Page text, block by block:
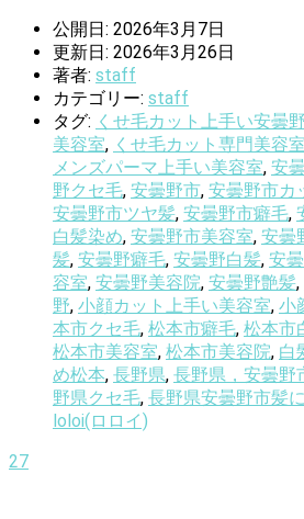
公開日: 2026年3月7日
更新日: 2026年3月26日
著者: staff
カテゴリー: staff
タグ: くせ毛カット上手い安曇野
美容室, くせ毛カット専門美容室
メンズパーマ上手い美容室, 安
野クセ毛, 安曇野市, 安曇野市カ
安曇野市ツヤ髪, 安曇野市癖毛,
白髪染め, 安曇野市美容室, 安曇
髪, 安曇野癖毛, 安曇野白髪, 安
容室, 安曇野美容院, 安曇野艶髪,
野, 小顔カット上手い美容室, 小
本市クセ毛, 松本市癖毛, 松本市
松本市美容室, 松本市美容院, 白
め松本, 長野県, 長野県，安曇野
野県クセ毛, 長野県安曇野市髪
loloi(ロロイ)
27